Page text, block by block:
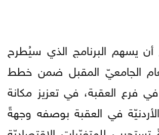
يسهم البرنامج الذي سيُطرح
الجامعيّ المقبل ضمن خطط
في فرع العقبة، في تعزيز مكانة
في العقبة بوصفه وجهةً